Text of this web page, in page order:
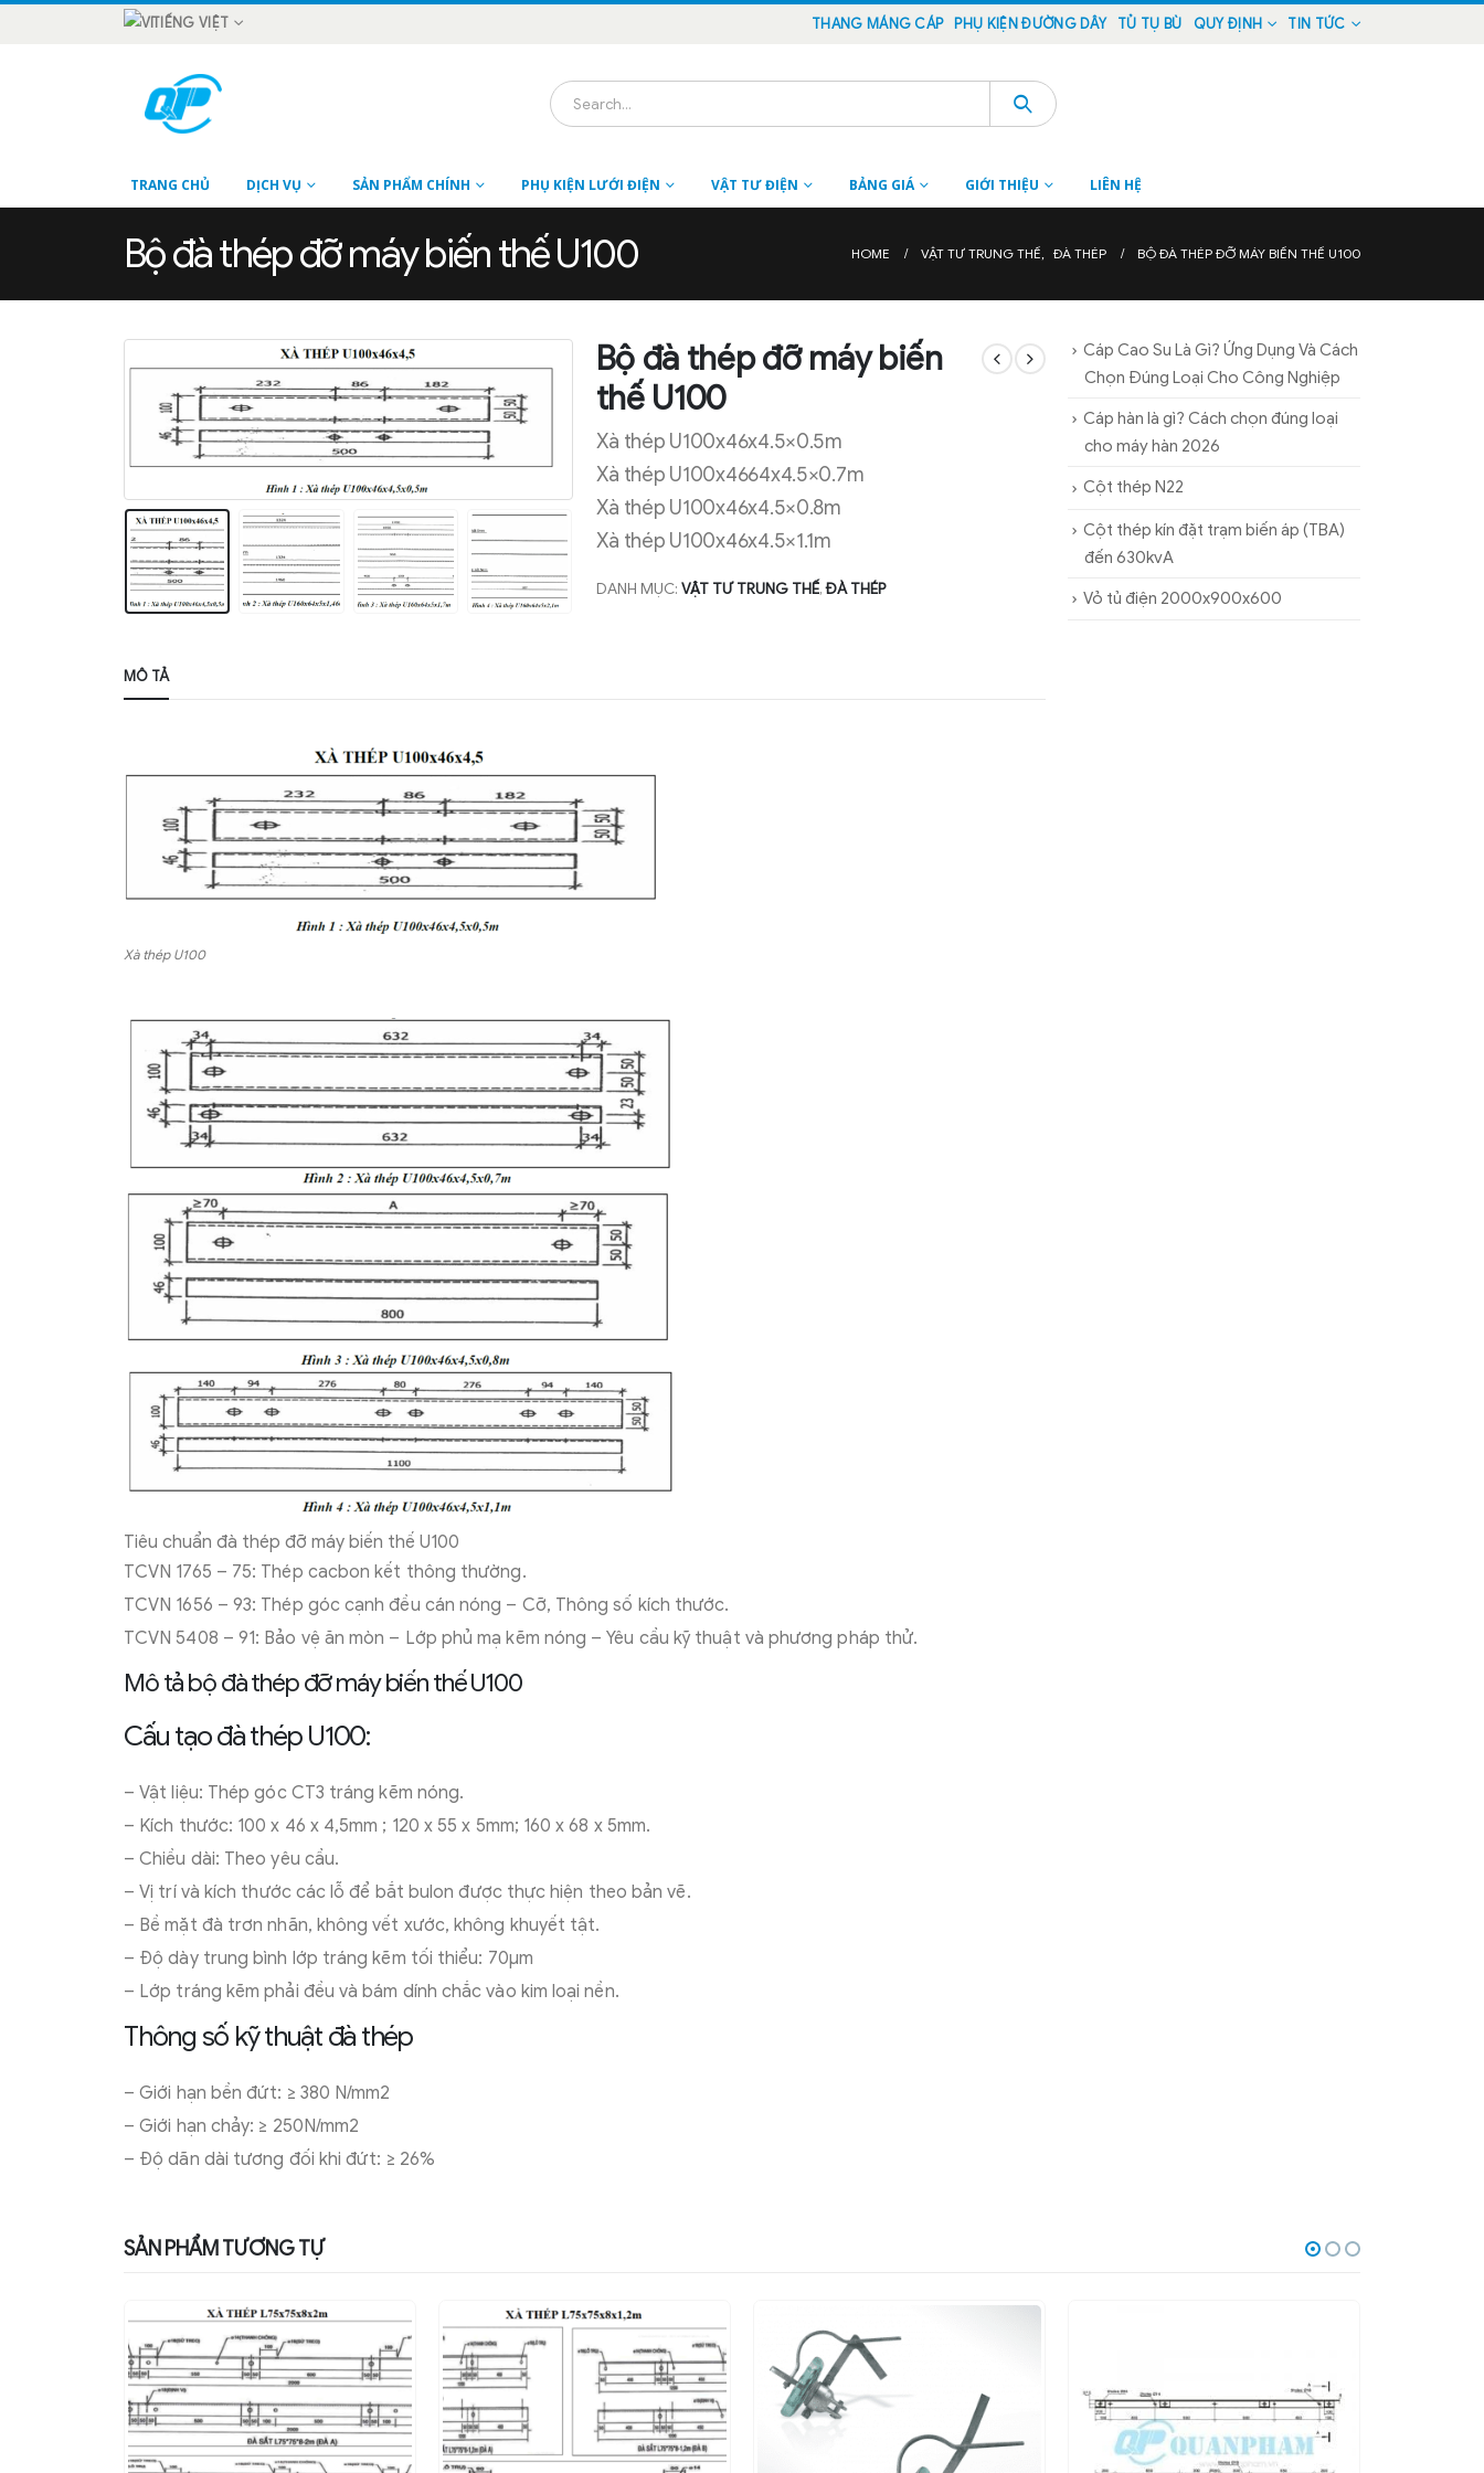
TIẾNG VIỆT THANG MÁNG CÁP PHỤ KIỆN ĐƯỜNG DÂY TỦ TỤ BÙ QUY ĐỊNH TIN TỨC
TRANG CHỦ DỊCH VỤ SẢN PHẨM CHÍNH PHỤ KIỆN LƯỚI ĐIỆN VẬT TƯ ĐIỆN BẢNG GIÁ GIỚI THIỆU LIÊN HỆ
Bộ đà thép đỡ máy biến thế U100 HOME VẬT TƯ TRUNG THẾ, ĐÀ THÉP BỘ ĐÀ THÉP ĐỠ MÁY BIẾN THẾ U100
Bộ đà thép đỡ máy biến
thế U100
Xà thép U100x46x4.5×0.5m
Xà thép U100x4664x4.5×0.7m
Xà thép U100x46x4.5×0.8m
Xà thép U100x46x4.5×1.1m
DANH MỤC: VẬT TƯ TRUNG THẾ,ĐÀ THÉP
MÔ TẢ
Xà thép U100
Tiêu chuẩn đà thép đỡ máy biến thế U100
TCVN 1765 – 75: Thép cacbon kết thông thường.
TCVN 1656 – 93: Thép góc cạnh đều cán nóng – Cỡ, Thông số kích thước.
TCVN 5408 – 91: Bảo vệ ăn mòn – Lớp phủ mạ kẽm nóng – Yêu cầu kỹ thuật và phương pháp thử.
Mô tả bộ đà thép đỡ máy biến thế U100
Cấu tạo đà thép U100:
– Vật liệu: Thép góc CT3 tráng kẽm nóng.
– Kích thước: 100 x 46 x 4,5mm ; 120 x 55 x 5mm; 160 x 68 x 5mm.
– Chiều dài: Theo yêu cầu.
– Vị trí và kích thước các lỗ để bắt bulon được thực hiện theo bản vẽ.
– Bề mặt đà trơn nhãn, không vết xước, không khuyết tật.
– Độ dày trung bình lớp tráng kẽm tối thiểu: 70μm
– Lớp tráng kẽm phải đều và bám dính chắc vào kim loại nền.
Thông số kỹ thuật đà thép
– Giới hạn bền đứt: ≥ 380 N/mm2
– Giới hạn chảy: ≥ 250N/mm2
– Độ dãn dài tương đối khi đứt: ≥ 26%
Cáp Cao Su Là Gì? Ứng Dụng Và Cách
Chọn Đúng Loại Cho Công Nghiệp
Cáp hàn là gì? Cách chọn đúng loại
cho máy hàn 2026
Cột thép N22
Cột thép kín đặt trạm biến áp (TBA)
đến 630kvA
Vỏ tủ điện 2000x900x600
SẢN PHẨM TƯƠNG TỰ